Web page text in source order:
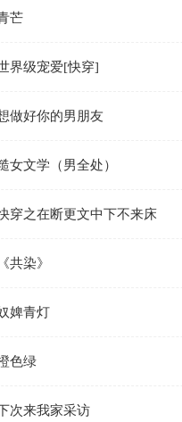
芒
界级宠爱[快穿]
做好你的男朋友
女文学（男全处）
穿之在断更文中下不来床
《共染》
婢青灯
色绿
次来我家采访